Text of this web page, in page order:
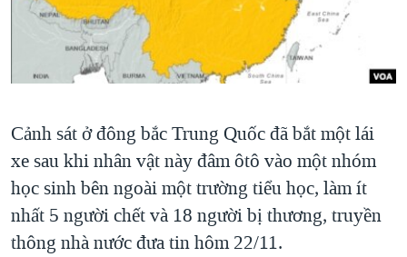
"Tìm"NGƯỜI VIỆT HẢI NGOẠI
ĐỜI SỐNG
KINH TẾ
VĂN HOÁ
THỂ THAO
GIÁO DỤC
TẠI
HÀNH TRÌNH BẦU CỬ 2024
MỘT NĂM CHIẾN TRANH TẠI DẢI GAZA
NGÀY TỊ NẠN THẾ GIỚI
TRỊNH VĨNH BÌNH - NGƯỜI HẠ 'BÊN THẮNG CUỘC'
GROUND ZERO – XƯA VÀ NAY
CHI PHÍ CHIẾN TRANH AFGHANISTAN
VIDEO
Ngôn ngữ khác
Cảnh sát ở đông bắc Trung Quốc đã bắt một lái
xe sau khi nhân vật này đâm ôtô vào một nhóm
học sinh bên ngoài một trường tiểu học, làm ít
nhất 5 người chết và 18 người bị thương, truyền
thông nhà nước đưa tin hôm 22/11.